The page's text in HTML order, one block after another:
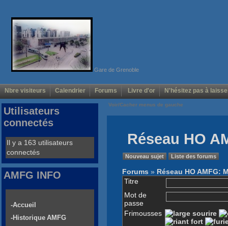
Gare de Grenoble
Nbre visiteurs Calendrier Forums Livre d'or N'hésitez pas à
Voir/Cacher menus de gauche
Réseau HO
Nouveau sujet Liste des forums
Forums » Réseau HO AMFG:
Titre
Mot de
passe
Frimousses
Utilisateurs
connectés
Il y a 163 utilisateurs
connectés
AMFG INFO
-Accueil
-Historique AMFG